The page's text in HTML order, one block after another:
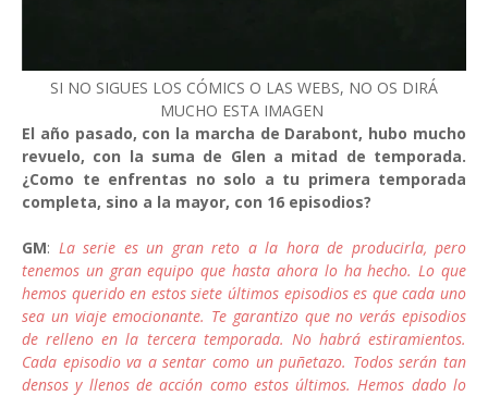
SI NO SIGUES LOS CÓMICS O LAS WEBS, NO OS DIRÁ
MUCHO ESTA IMAGEN
El año pasado, con la marcha de Darabont, hubo mucho
revuelo, con la suma de Glen a mitad de temporada.
¿Como te enfrentas no solo a tu primera temporada
completa, sino a la mayor, con 16 episodios?
GM: La serie es un gran reto a la hora de producirla, pero
tenemos un gran equipo que hasta ahora lo ha hecho. Lo que
hemos querido en estos siete últimos episodios es que cada uno
sea un viaje emocionante. Te garantizo que no verás episodios
de relleno en la tercera temporada. No habrá estiramientos.
Cada episodio va a sentar como un puñetazo. Todos serán tan
densos y llenos de acción como estos últimos. Hemos dado lo